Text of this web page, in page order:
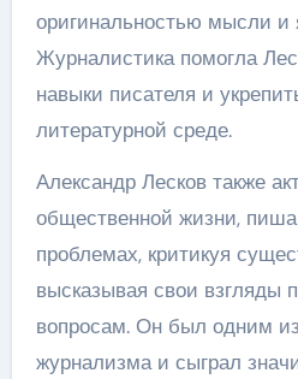
оригинальностью мысли и
Журналистика помогла
навыки писателя и
литературной среде.
Александр Лесков также
общественной жизни,
проблемах, критикуя
высказывая свои взгляды
вопросам. Он был одним
журнализма и сыграл